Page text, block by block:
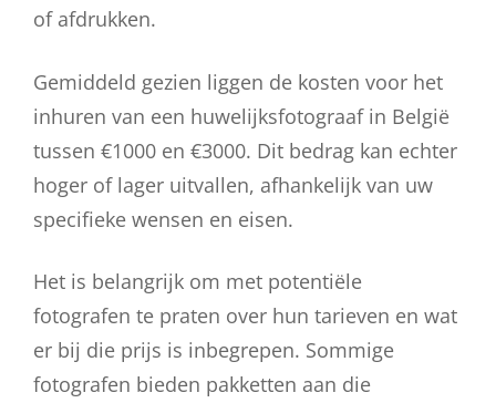
of afdrukken.
Gemiddeld gezien liggen de kosten voor het
inhuren van een huwelijksfotograaf in België
tussen €1000 en €3000. Dit bedrag kan echter
hoger of lager uitvallen, afhankelijk van uw
specifieke wensen en eisen.
Het is belangrijk om met potentiële
fotografen te praten over hun tarieven en wat
er bij die prijs is inbegrepen. Sommige
fotografen bieden pakketten aan die